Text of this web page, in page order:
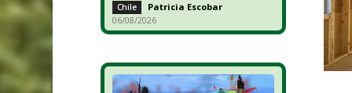
Chile Patricia Escobar -
06/08/2026